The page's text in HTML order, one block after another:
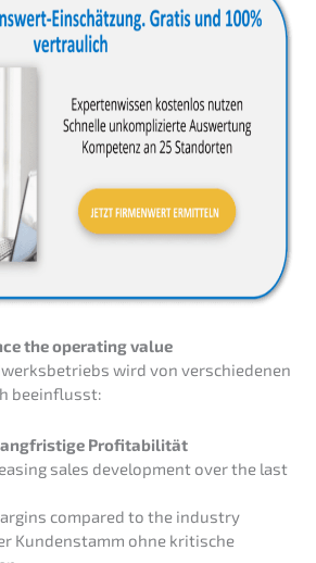
the opera­ting value
wird von verschie­de­nen
beeinflusst:
Profitabilität
sales develo­p­ment over the last
compared to the industry
Kunden­stamm ohne kriti­sche